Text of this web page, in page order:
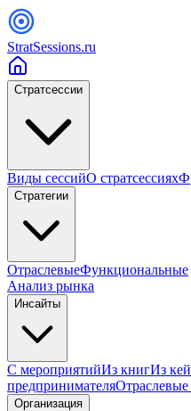
StratSessions.ru
Стратсессии
Виды сессийО стратсессиях
Стратегии
ОтраслевыеФункциональные
Анализ рынка
Инсайты
С мероприятийИз книгИз
предпринимателя
Организация